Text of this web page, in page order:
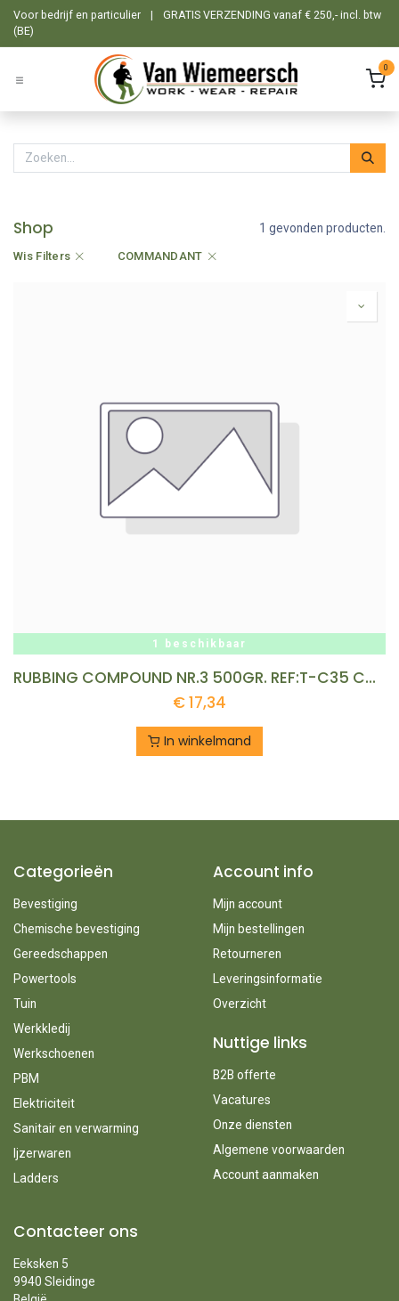
Overslaan naar inhoud
Voor bedrijf en particulier |
GRATIS VERZENDING vanaf € 250,- incl. btw
(BE)
0
Shop 1 gevonden producten.
Wis Filters COMMANDANT
1 beschikbaar
RUBBING COMPOUND NR.3 500GR. REF:T-C35 COMMANDANT
€17,34
In winkelmand
Categorieën
Bevestiging
Chemische bevestiging
Gereedschappen
Powertools
Tuin
Werkkledij
Werkschoenen
PBM
Elektriciteit
Sanitair en verwarming
Ijzerwaren
Ladders
Account info
Mijn account
Mijn bestellingen
Retourneren
Leveringsinformatie
Overzicht
Nuttige links
B2B offerte
Vacatures
Onze diensten
Algemene voorwaarden
Account aanmaken
Contacteer ons
Eeksken 5
9940 Sleidinge